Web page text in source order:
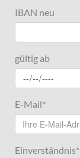
IBAN neu
gültig ab
E-Mail*
Einverständnis*